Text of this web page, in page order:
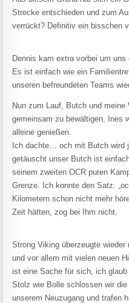
Strecke entschieden und zum
verrückt? Definitiv ein bisschen
Dennis kam extra vorbei um uns
Es ist einfach wie ein
unseren befreundeten Teams
Nun zum Lauf, Butch und
gemeinsam zu bewältigen, Ines
alleine genießen.
Ich dachte… och mit Butch wird
getäuscht unser Butch ist
seinem zweiten OCR puren
Grenze. Ich konnte den Satz:
Kilometern schon nicht mehr
Zeit hätten, zog bei Ihm nicht.
Strong Viking überzeugte
und vor allem mit vielen neuen
ist eine Sache für sich, ich
Stolz wie Bolle schlossen wir
unserem Neuzugang und trafen